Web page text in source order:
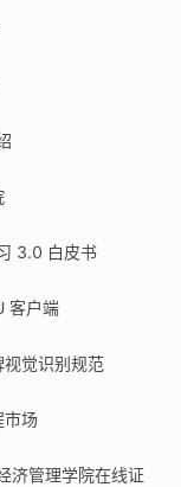
3.0 白皮书
客户端
视觉识别规范
市场
济管理学院在线证